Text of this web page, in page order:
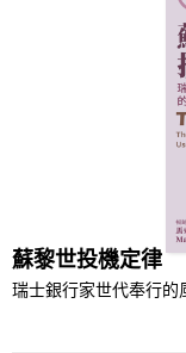
蘇黎世投機定律
瑞士銀行家世代奉行的